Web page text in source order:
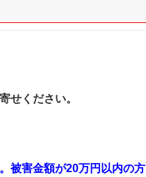
せください。
被害金額が20万円以内の方